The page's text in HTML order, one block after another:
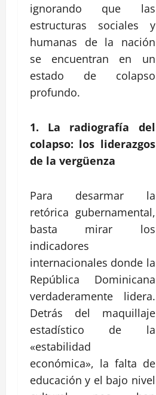
ignorando que las
estructuras sociales y
humanas de la nación
se encuentran en un
estado de colapso
profundo.
1. La radiografía del
colapso: los liderazgos
de la vergüenza
Para desarmar la
retórica gubernamental,
basta mirar los
indicadores
internacionales donde la
República Dominicana
verdaderamente lidera.
Detrás del maquillaje
estadístico de la
«estabilidad
económica», la falta de
educación y el bajo nivel